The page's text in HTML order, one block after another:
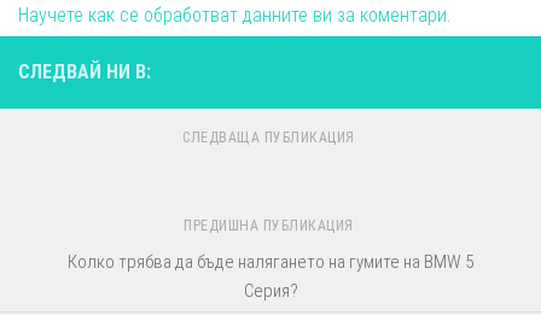
Научете как се обработват данните ви за коментари.
СЛЕДВАЙ НИ В:
СЛЕДВАЩА ПУБЛИКАЦИЯ
ПРЕДИШНА ПУБЛИКАЦИЯ
Колко трябва да бъде налягането на гумите на BMW 5
Серия?